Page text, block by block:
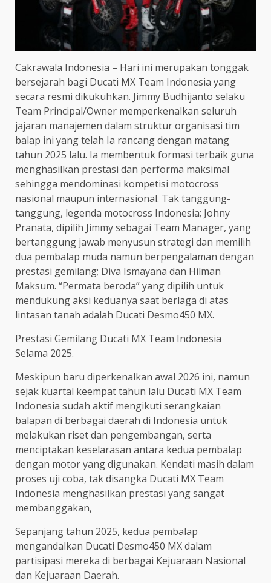
Cakrawala Indonesia – Hari ini merupakan tonggak
bersejarah bagi Ducati MX Team Indonesia yang
secara resmi dikukuhkan. Jimmy Budhijanto selaku
Team Principal/Owner memperkenalkan seluruh
jajaran manajemen dalam struktur organisasi tim
balap ini yang telah Ia rancang dengan matang
tahun 2025 lalu. Ia membentuk formasi terbaik guna
menghasilkan prestasi dan performa maksimal
sehingga mendominasi kompetisi motocross
nasional maupun internasional. Tak tanggung-
tanggung, legenda motocross Indonesia; Johny
Pranata, dipilih Jimmy sebagai Team Manager, yang
bertanggung jawab menyusun strategi dan memilih
dua pembalap muda namun berpengalaman dengan
prestasi gemilang; Diva Ismayana dan Hilman
Maksum. “Permata beroda” yang dipilih untuk
mendukung aksi keduanya saat berlaga di atas
lintasan tanah adalah Ducati Desmo450 MX.
Prestasi Gemilang Ducati MX Team Indonesia
Selama 2025.
Meskipun baru diperkenalkan awal 2026 ini, namun
sejak kuartal keempat tahun lalu Ducati MX Team
Indonesia sudah aktif mengikuti serangkaian
balapan di berbagai daerah di Indonesia untuk
melakukan riset dan pengembangan, serta
menciptakan keselarasan antara kedua pembalap
dengan motor yang digunakan. Kendati masih dalam
proses uji coba, tak disangka Ducati MX Team
Indonesia menghasilkan prestasi yang sangat
membanggakan,
Sepanjang tahun 2025, kedua pembalap
mengandalkan Ducati Desmo450 MX dalam
partisipasi mereka di berbagai Kejuaraan Nasional
dan Kejuaraan Daerah.